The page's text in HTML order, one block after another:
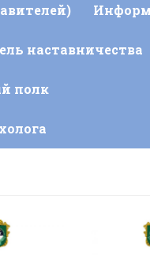
наставничества
полк